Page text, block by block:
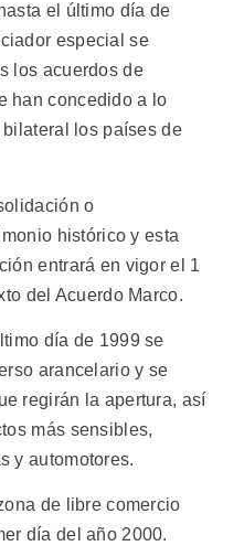
el último día de
especial se
los acuerdos de
han concedido a lo
bilateral los países de
o
histórico y esta
entrará en vigor el 1
del Acuerdo Marco.
día de 1999 se
arancelario y se
regirán la apertura, así
más sensibles,
y automotores.
de libre comercio
día del año 2000.